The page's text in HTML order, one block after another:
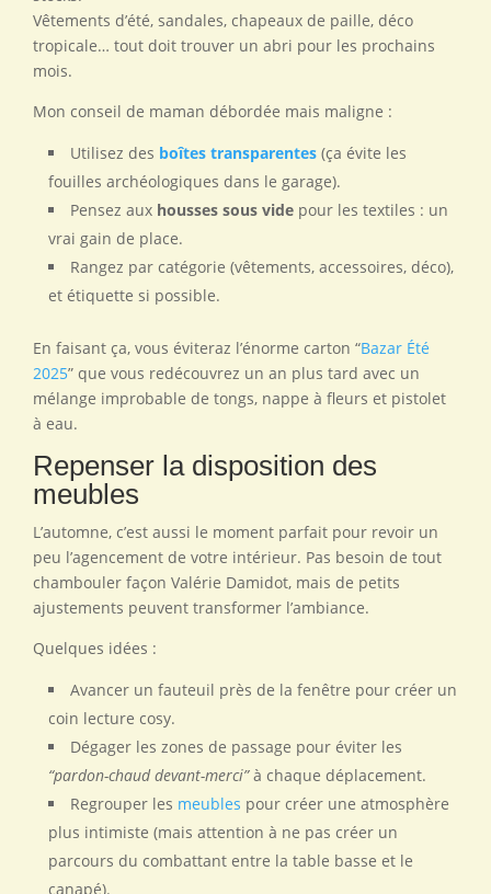
Vêtements d’été, sandales, chapeaux de paille, déco
tropicale… tout doit trouver un abri pour les prochains
mois.
Mon conseil de maman débordée mais maligne :
Utilisez des boîtes transparentes (ça évite les
fouilles archéologiques dans le garage).
Pensez aux housses sous vide pour les textiles : un
vrai gain de place.
Rangez par catégorie (vêtements, accessoires, déco),
et étiquette si possible.
En faisant ça, vous éviteraz l’énorme carton “Bazar Été
2025” que vous redécouvrez un an plus tard avec un
mélange improbable de tongs, nappe à fleurs et pistolet
à eau.
Repenser la disposition des
meubles
L’automne, c’est aussi le moment parfait pour revoir un
peu l’agencement de votre intérieur. Pas besoin de tout
chambouler façon Valérie Damidot, mais de petits
ajustements peuvent transformer l’ambiance.
Quelques idées :
Avancer un fauteuil près de la fenêtre pour créer un
coin lecture cosy.
Dégager les zones de passage pour éviter les
“pardon-chaud devant-merci”à chaque déplacement.
Regrouper les meubles pour créer une atmosphère
plus intimiste (mais attention à ne pas créer un
parcours du combattant entre la table basse et le
canapé).